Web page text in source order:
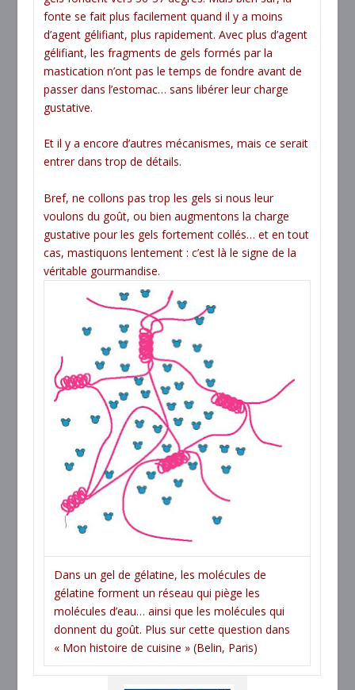
fonte se fait plus facilement quand il y a moins
d’agent gélifiant, plus rapidement. Avec plus d’agent
gélifiant, les fragments de gels formés par la
mastication n’ont pas le temps de fondre avant de
passer dans l’estomac… sans libérer leur charge
gustative.
Et il y a encore d’autres mécanismes, mais ce serait
entrer dans trop de détails.
Bref, ne collons pas trop les gels si nous leur
voulons du goût, ou bien augmentons la charge
gustative pour les gels fortement collés… et en tout
cas, mastiquons lentement : c’est là le signe de la
véritable gourmandise.
Dans un gel de gélatine, les molécules de
gélatine forment un réseau qui piège les
molécules d’eau… ainsi que les molécules qui
donnent du goût. Plus sur cette question dans
« Mon histoire de cuisine » (Belin, Paris)